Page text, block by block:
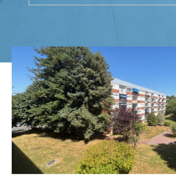
Budget
Surface
Pièces
Pièces
Référence
AFFINER LES